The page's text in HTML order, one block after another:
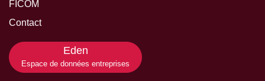
FICOM
Contact
Eden
Espace de données entreprises